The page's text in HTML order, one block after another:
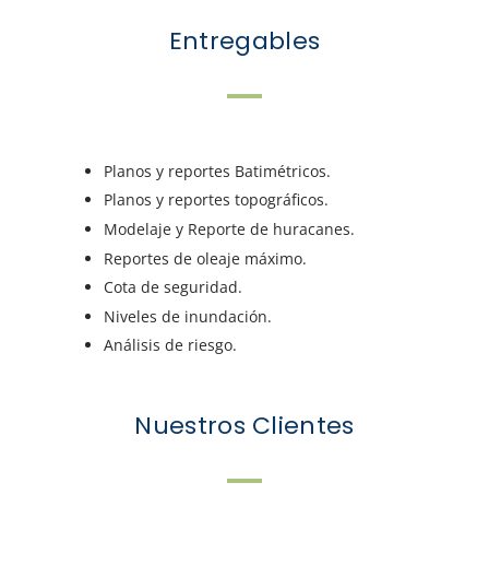
Entregables
Planos y reportes Batimétricos.
Planos y reportes topográficos.
Modelaje y Reporte de huracanes.
Reportes de oleaje máximo.
Cota de seguridad.
Niveles de inundación.
Análisis de riesgo.
Nuestros Clientes